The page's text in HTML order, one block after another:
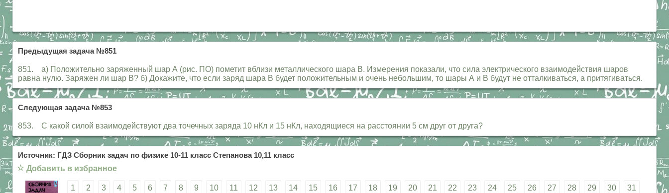
Предыдущая задача №851
851. а) Положительно заряженный шар А (рис. ПО) пометит вблизи металлического шара В. Измерения показали, что сила электрического взаимодействия шаров
равна нулю. Заряжен ли шар В? б) Докажите, что если заряд шара В будет положительным и очень небольшим, то шары А и В будут не отталкиваться, а притягиваться.
Следующая задача №853
853. С какой силой взаимодействуют два точечных заряда 10 нКл и 15 нКл, находящиеся на расстоянии 5 см друг от друга?
Источник: ГДЗ Сборник задач по физике 10-11 класс Степанова 10,11 класс
☆ Добавить в избранное
1 2 3 4 5 6 7 8 9 10 11 12 13 14 15 16 17 18 19 20 21 22 23 24 25 26 27 28 29 30 31